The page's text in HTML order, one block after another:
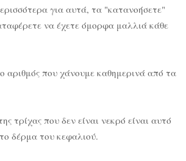
για αυτά, τα "κατανοήσετε"
να έχετε όμορφα μαλλιά κάθε
ο αριθμός που χάνουμε καθημερινά από τα
τρίχας που δεν είναι νεκρό είναι αυτό
δέρμα του κεφαλιού.